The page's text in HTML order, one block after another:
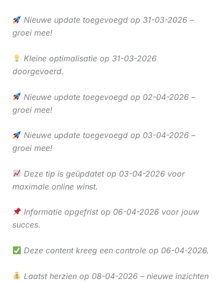
Nieuwe update toegevoegd op 31-03-2026 –
groei mee!
Kleine optimalisatie op 31-03-2026
doorgevoerd.
Nieuwe update toegevoegd op 02-04-2026 –
groei mee!
Nieuwe update toegevoegd op 03-04-2026 –
groei mee!
Deze tip is geüpdatet op 03-04-2026 voor
maximale online winst.
Informatie opgefrist op 06-04-2026 voor jouw
succes.
Deze content kreeg een controle op 06-04-2026.
Laatst herzien op 08-04-2026 – nieuwe inzichten